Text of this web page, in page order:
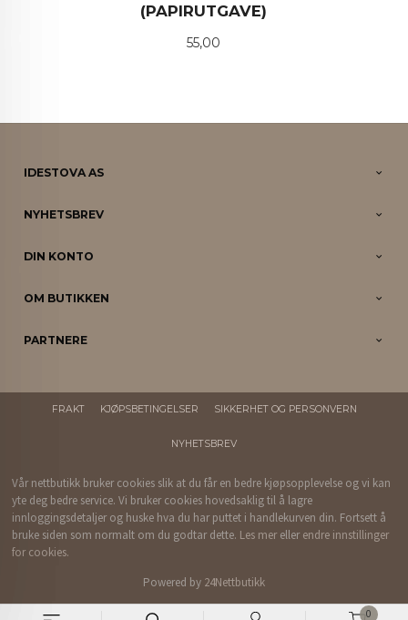
0
(PAPIRUTGAVE)
Pris
55,00
IDESTOVA AS
NYHETSBREV
DIN KONTO
OM BUTIKKEN
PARTNERE
FRAKT KJØPSBETINGELSER SIKKERHET OG PERSONVERN
NYHETSBREV
Vår nettbutikk bruker cookies slik at du får en bedre kjøpsopplevelse og vi kan
yte deg bedre service. Vi bruker cookies hovedsaklig til å lagre
innloggingsdetaljer og huske hva du har puttet i handlekurven din. Fortsett å
bruke siden som normalt om du godtar dette. Les mer eller endre innstillinger
for cookies.
Powered by 24Nettbutikk